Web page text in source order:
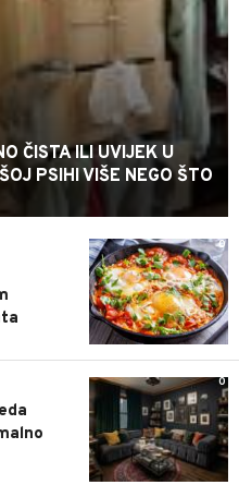
ČISTA ILI UVIJEK U
PSIHI VIŠE NEGO ŠTO
0
0